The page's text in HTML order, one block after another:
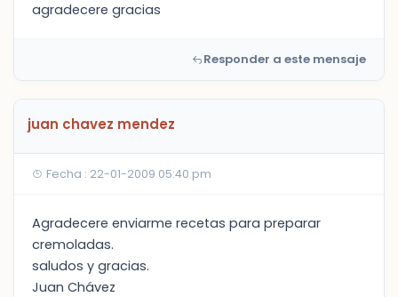
agradecere gracias
Responder a este mensaje
juan chavez mendez
Fecha : 22-01-2009 05:40 pm
Agradecere enviarme recetas para preparar
cremoladas.
saludos y gracias.
Juan Chávez